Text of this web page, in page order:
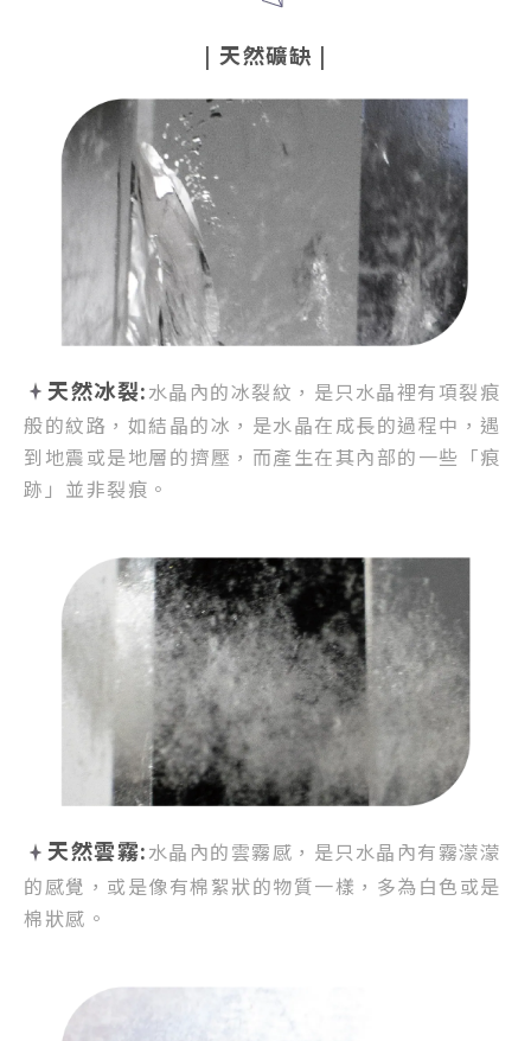
| 天然礦缺 |
天然冰裂:水晶內的冰裂紋， 是只水晶裡有項裂痕
般的紋路， 如結晶的冰，是水晶在成長的過程中， 遇
到地震或是地層的擠壓， 而產生在其內部的一些「痕
跡」並非裂痕。
天然雲霧:水晶內的雲霧感， 是只水晶內有霧濛濛
的感覺， 或是像有棉絮狀的物質一樣， 多為白色或是
棉狀感。